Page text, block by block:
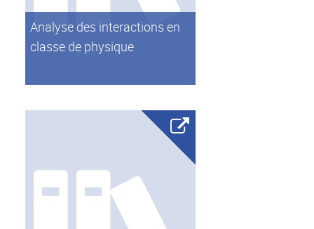
Analyse des interactions en
classe de physique